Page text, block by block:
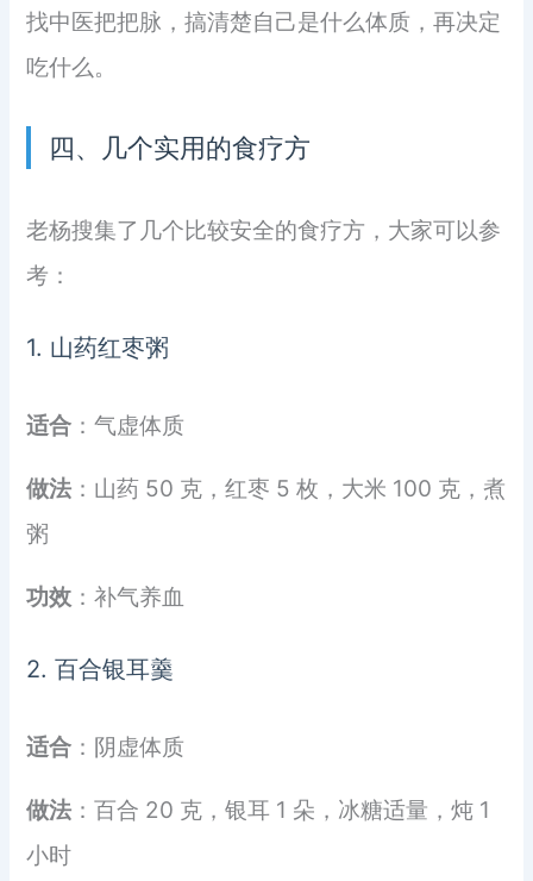
找中医把把脉，搞清楚自己是什么体质，再决定
吃什么。
四、几个实用的食疗方
老杨搜集了几个比较安全的食疗方，大家可以参
考：
1. 山药红枣粥
适合 ：气虚体质
做法 ：山药 50 克，红枣 5 枚，大米 100 克，煮
粥
功效 ：补气养血
2. 百合银耳羹
适合 ：阴虚体质
做法 ：百合 20 克，银耳 1 朵，冰糖适量，炖 1
小时